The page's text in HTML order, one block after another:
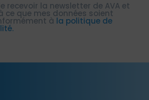
recevoir la newsletter de AVA et
ce que mes données soient
à la politique de